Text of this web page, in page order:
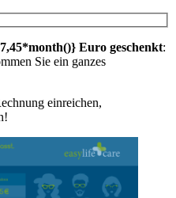
Euro geschenkt:
Sie ein ganzes
einreichen,